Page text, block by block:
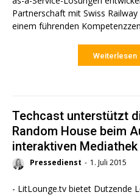
Partnerschaft mit Swiss Railway Engineering SRE GmbH ,
Weiterlesen
Techcast unterstützt
Random House beim
interaktiven Mediathek
Pressedienst - 1. Juli 2015
- LitLounge.tv bietet Dutzende